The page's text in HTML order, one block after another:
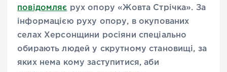
повідомляє рух опору «Жовта Стрічка». За
інформацією руху опору, в окупованих
селах Херсонщини росіяни спеціально
обирають людей у скрутному становищі, за
яких нема кому заступитися, аби